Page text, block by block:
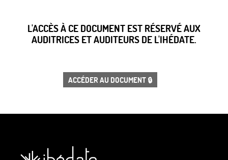
L'ACCÈS À CE DOCUMENT EST RÉSERVÉ AUX
AUDITRICES ET AUDITEURS DE L'IHÉDATE.
ACCÉDER AU DOCUMENT 🔒